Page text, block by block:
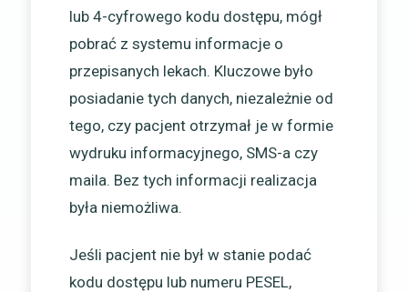
lub 4-cyfrowego kodu dostępu, mógł
pobrać z systemu informacje o
przepisanych lekach. Kluczowe było
posiadanie tych danych, niezależnie od
tego, czy pacjent otrzymał je w formie
wydruku informacyjnego, SMS-a czy
maila. Bez tych informacji realizacja
była niemożliwa.
Jeśli pacjent nie był w stanie podać
kodu dostępu lub numeru PESEL,